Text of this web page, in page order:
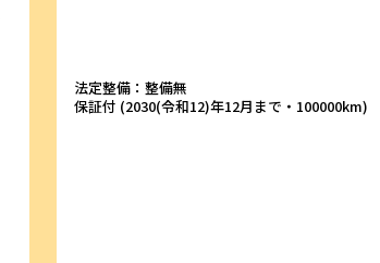
法定整備：整備無
保証付 (2030(令和12)年12月まで・100000km)